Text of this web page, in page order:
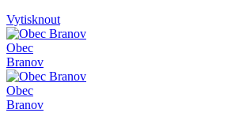
Vytisknout
Obec
Branov
Obec
Branov